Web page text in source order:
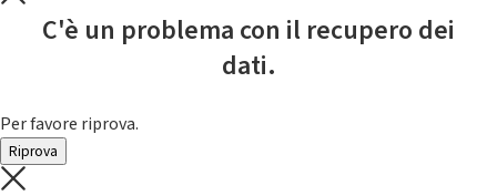
C'è un problema con il recupero dei
dati.
Per favore riprova.
Riprova